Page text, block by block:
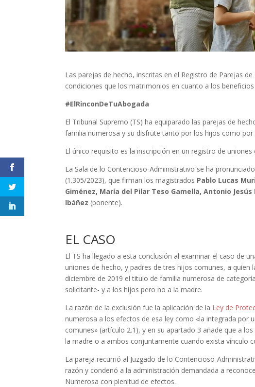
Las parejas de hecho, inscritas en el Registro de Parejas
condiciones que los matrimonios en cuanto a los beneficios
#ElRinconDeTuAbogada
El Tribunal Supremo (TS) ha equiparado las parejas de
familia numerosa y su disfrute tanto por los hijos como
El único requisito es la inscripción en un registro de
La Sala de lo Contencioso-Administrativo se ha
(1.305/2023), que firman los magistrados Pablo Lucas
Giménez, María del Pilar Teso Gamella, Antonio
Ibáñez (ponente).
EL CASO
El TS ha llegado a esta conclusión al examinar el caso de
uniones de hecho, y padres de tres hijos comunes, a quien
diciembre de 2019 el titulo de familia numerosa de
solicitante- y a los hijos pero no a la madre.
La razón de la exclusión fue la aplicación de la Ley de
numerosa a los efectos de esa ley como «la integrada por
comunes» (artículo 2.1), y en su apartado 3 añade que a
la madre o a ambos conjuntamente cuando exista vínculo
La pareja recurrió al Juzgado de lo Contencioso-
razón y condenó a la administración demandada a
Numerosa con plenitud de efectos.